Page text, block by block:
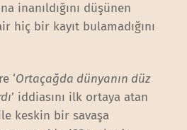
inanıldığını düşünen
hiç bir kayıt bulamadığını
‘Ortaçağda dünyanın düz
’ iddiasını ilk ortaya atan
keskin bir savaşa